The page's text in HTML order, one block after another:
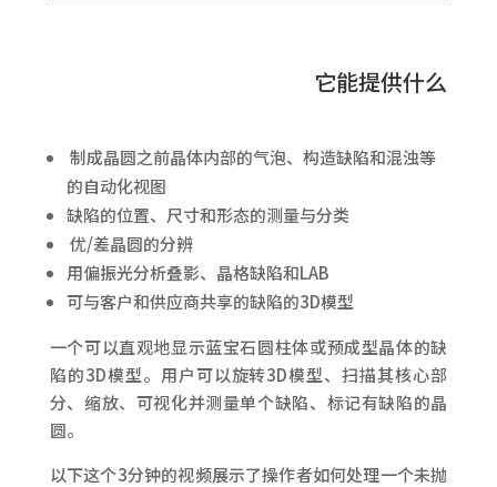
它能提供什么
制成晶圆之前晶体内部的气泡、构造缺陷和混浊等
的自动化视图
缺陷的位置、尺寸和形态的测量与分类
优/差晶圆的分辨
用偏振光分析叠影、晶格缺陷和LAB
可与客户和供应商共享的缺陷的3D模型
一个可以直观地显示蓝宝石圆柱体或预成型晶体的缺
陷的3D模型。用户可以旋转3D模型、扫描其核心部
分、缩放、可视化并测量单个缺陷、标记有缺陷的晶
圆。
以下这个3分钟的视频展示了操作者如何处理一个未抛